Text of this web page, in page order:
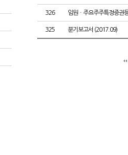
326 임원ㆍ주요주주특정증권
325 분기보고서 (2017.09)